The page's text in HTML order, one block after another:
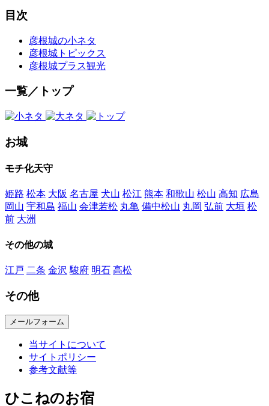
目次
彦根城の小ネタ
彦根城トピックス
彦根城プラス観光
一覧／トップ
お城
モチ化天守
姫路 松本 大阪 名古屋 犬山 松江 熊本 和歌山 松山 高知 広島
岡山 宇和島 福山 会津若松 丸亀 備中松山 丸岡 弘前 大垣 松
前 大洲
その他の城
江戸 二条 金沢 駿府 明石 高松
その他
メールフォーム
当サイトについて
サイトポリシー
参考文献等
ひこねのお宿